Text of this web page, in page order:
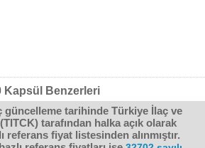
Kapsül Benzerleri
güncelleme tarihinde Türkiye İlaç ve
tarafından halka açık olarak
referans fiyat listesinden alınmıştır.